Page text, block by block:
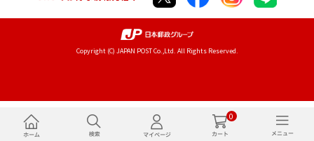
0
Copyright (C) JAPAN POST Co.,Ltd. All Rights Reserved.